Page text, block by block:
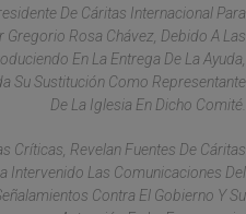
De Cáritas Internacional Para
Rosa Chávez, Debido A Las
En La Entrega De La Ayuda,
Su Sustitución Como Representante
De La Iglesia En Dicho Comité.
Críticas, Revelan Fuentes De Cáritas
Intervenido Las Comunicaciones Del
Contra El Gobierno Y Su